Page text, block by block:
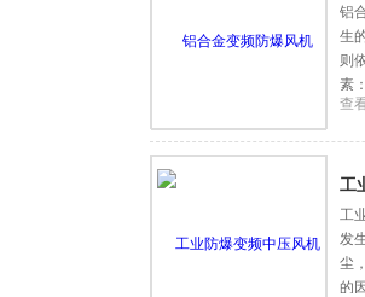
铝
生
则
素
义
查
工
工
发
尘
的